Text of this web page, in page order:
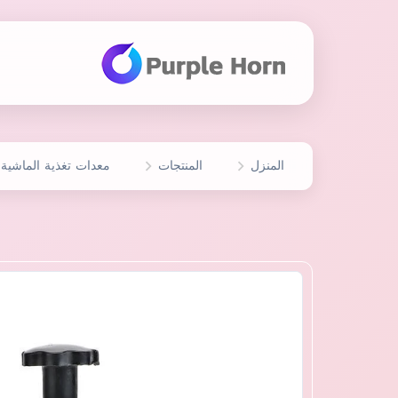
المنزل المنتجات معدات تغذية الماشية